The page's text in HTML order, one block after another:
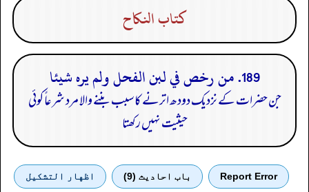
كتاب النكاح
189. من رخص في لبن الفحل ولم يره شيئا
جن حضرات کے نزدیک دودھ اترنے کا سبب بننے والا مرد شرعاً کوئی
حیثیت نہیں رکھتا
Report Error باب احادیث (9) اظهار التشكيل